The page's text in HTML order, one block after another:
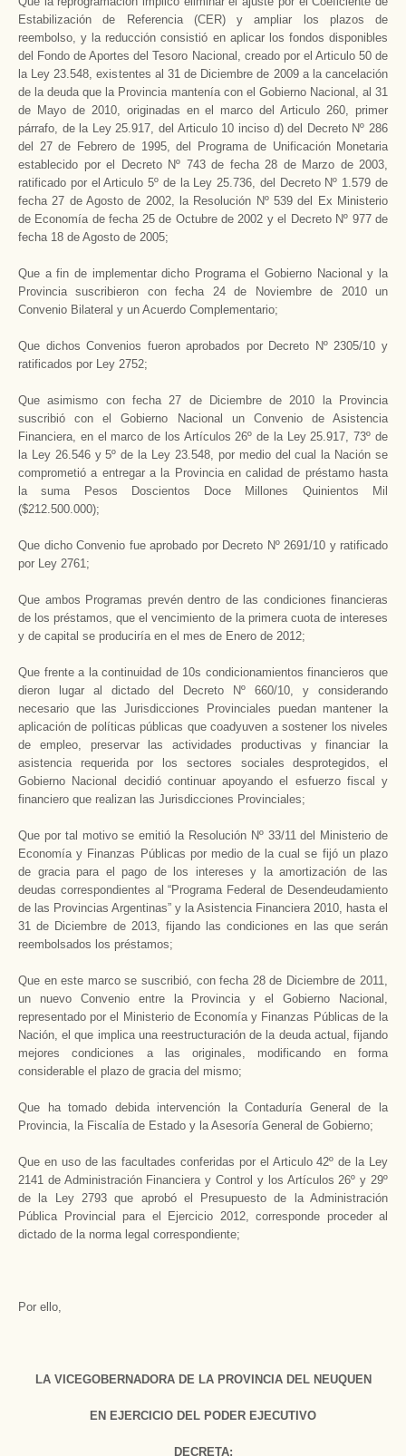
Estabilización de Referencia (CER) y ampliar los plazos de
reembolso, y la reducción consistió en aplicar los fondos disponibles
del Fondo de Aportes del Tesoro Nacional, creado por el Articulo 50 de
la Ley 23.548, existentes al 31 de Diciembre de 2009 a la cancelación
de la deuda que la Provincia mantenía con el Gobierno Nacional, al 31
de Mayo de 2010, originadas en el marco del Articulo 260, primer
párrafo, de la Ley 25.917, del Articulo 10 inciso d) del Decreto Nº 286
del 27 de Febrero de 1995, del Programa de Unificación Monetaria
establecido por el Decreto Nº 743 de fecha 28 de Marzo de 2003,
ratificado por el Articulo 5º de la Ley 25.736, del Decreto Nº 1.579 de
fecha 27 de Agosto de 2002, la Resolución Nº 539 del Ex Ministerio
de Economía de fecha 25 de Octubre de 2002 y el Decreto Nº 977 de
fecha 18 de Agosto de 2005;
Que a fin de implementar dicho Programa el Gobierno Nacional y la
Provincia suscribieron con fecha 24 de Noviembre de 2010 un
Convenio Bilateral y un Acuerdo Complementario;
Que dichos Convenios fueron aprobados por Decreto Nº 2305/10 y
ratificados por Ley 2752;
Que asimismo con fecha 27 de Diciembre de 2010 la Provincia
suscribió con el Gobierno Nacional un Convenio de Asistencia
Financiera, en el marco de los Artículos 26º de la Ley 25.917, 73º de
la Ley 26.546 y 5º de la Ley 23.548, por medio del cual la Nación se
comprometió a entregar a la Provincia en calidad de préstamo hasta
la suma Pesos Doscientos Doce Millones Quinientos Mil
($212.500.000);
Que dicho Convenio fue aprobado por Decreto Nº 2691/10 y ratificado
por Ley 2761;
Que ambos Programas prevén dentro de las condiciones financieras
de los préstamos, que el vencimiento de la primera cuota de intereses
y de capital se produciría en el mes de Enero de 2012;
Que frente a la continuidad de 10s condicionamientos financieros que
dieron lugar al dictado del Decreto Nº 660/10, y considerando
necesario que las Jurisdicciones Provinciales puedan mantener la
aplicación de políticas públicas que coadyuven a sostener los niveles
de empleo, preservar las actividades productivas y financiar la
asistencia requerida por los sectores sociales desprotegidos, el
Gobierno Nacional decidió continuar apoyando el esfuerzo fiscal y
financiero que realizan las Jurisdicciones Provinciales;
Que por tal motivo se emitió la Resolución Nº 33/11 del Ministerio de
Economía y Finanzas Públicas por medio de la cual se fijó un plazo
de gracia para el pago de los intereses y la amortización de las
deudas correspondientes al “Programa Federal de Desendeudamiento
de las Provincias Argentinas” y la Asistencia Financiera 2010, hasta el
31 de Diciembre de 2013, fijando las condiciones en las que serán
reembolsados los préstamos;
Que en este marco se suscribió, con fecha 28 de Diciembre de 2011,
un nuevo Convenio entre la Provincia y el Gobierno Nacional,
representado por el Ministerio de Economía y Finanzas Públicas de la
Nación, el que implica una reestructuración de la deuda actual, fijando
mejores condiciones a las originales, modificando en forma
considerable el plazo de gracia del mismo;
Que ha tomado debida intervención la Contaduría General de la
Provincia, la Fiscalía de Estado y la Asesoría General de Gobierno;
Que en uso de las facultades conferidas por el Articulo 42º de la Ley
2141 de Administración Financiera y Control y los Artículos 26º y 29º
de la Ley 2793 que aprobó el Presupuesto de la Administración
Pública Provincial para el Ejercicio 2012, corresponde proceder al
dictado de la norma legal correspondiente;
Por ello,
LA VICEGOBERNADORA DE LA PROVINCIA DEL NEUQUEN
EN EJERCICIO DEL PODER EJECUTIVO
DECRETA: